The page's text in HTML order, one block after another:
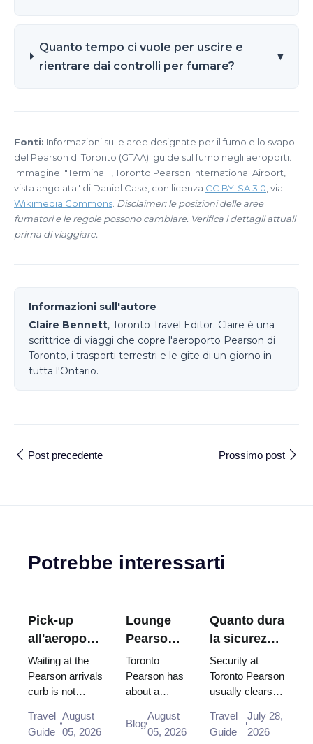
Quanto tempo ci vuole per uscire e
rientrare dai controlli per fumare?
▾
Fonti: Informazioni sulle aree designate per il fumo e lo svapo
del Pearson di Toronto (GTAA); guide sul fumo negli aeroporti.
Immagine: "Terminal 1, Toronto Pearson International Airport,
vista angolata" di Daniel Case, con licenza CC BY-SA 3.0 , via
Wikimedia Commons Disclaimer: le posizioni delle aree
fumatori e le regole possono cambiare. Verifica i dettagli attuali
prima di viaggiare.
Informazioni sull'autore
Claire Bennett, Toronto Travel Editor. Claire è una
scrittrice di viaggi che copre l'aeroporto Pearson di
Toronto, i trasporti terrestri e le gite di un giorno in
tutta l'Ontario.
Post precedente Prossimo post
Potrebbe interessarti
Pick-up
all'aeroporto
di Toronto
Pearson:
dove
aspettare e
quale porta
Waiting at the
Pearson arrivals
curb is not
there is no
designated
Travel
Guide
August
05, 2026
Lounge
Pearson
di
Toronto:
quale
puoi
usare
Toronto
Pearson has
about a
lounges, and
your terminal
Blog
August
05, 2026
Quanto dura
la sicurezza
all'aeroporto
Pearson di
Toronto?
Security at
Toronto Pearson
usually clears in
minutes, and
CATSA works
Travel
Guide
July 28,
2026